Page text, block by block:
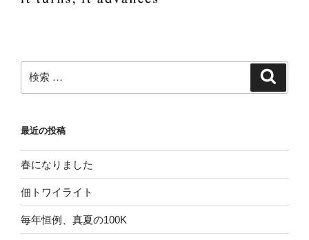
索:
最近の投稿
春になりました
佃トワイライト
毎年恒例、真夏の100K